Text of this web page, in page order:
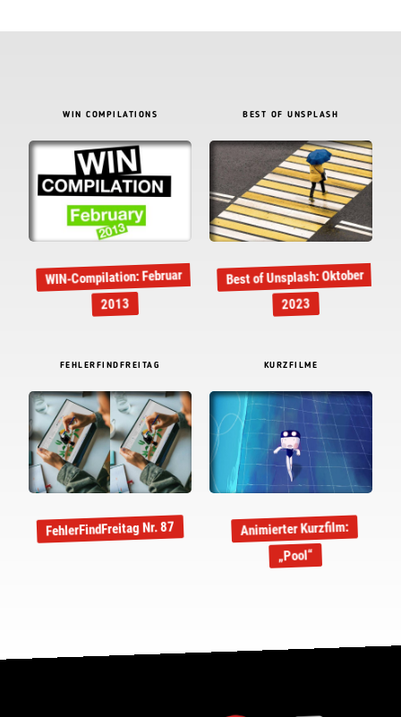
WIN COMPILATIONS
WIN-Compilation: Februar
2013
BEST OF UNSPLASH
Best of Unsplash: Oktober
2023
FEHLERFINDFREITAG
FehlerFindFreitag Nr. 87
KURZFILME
Animierter Kurzfilm:
„Pool“